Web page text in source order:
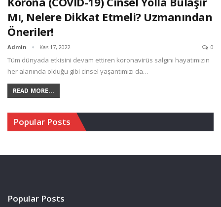
Mı, Nelere Dikkat Etmeli? Uzmanından
Öneriler!
Admin Kas 17, 2022 0
Tüm dünyada etkisini devam ettiren koronavirüs salgını hayatımızın
her alanında olduğu gibi cinsel yaşantımızı da…
READ MORE...
Popular Posts
Popular Posts